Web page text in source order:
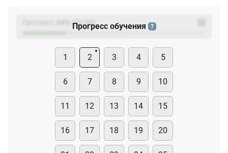
(23
Прогресс обучения ?
1 2 3 4 5
6 7 8 9 10
11 12 13 14 15
16 17 18 19 20